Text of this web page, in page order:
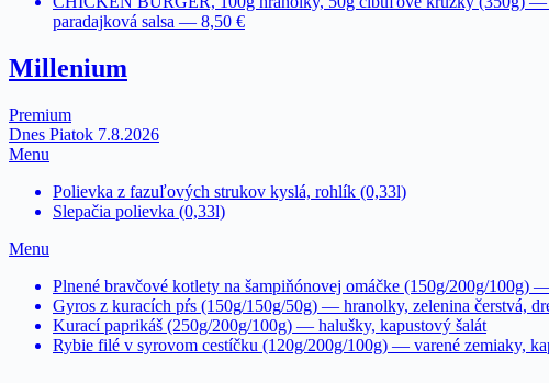
paradajková salsa — 8,50 €
Millenium
Premium
Dnes Piatok 7.8.2026
Menu
Polievka z fazuľových strukov kyslá, rohlík (0,33l)
Slepačia polievka (0,33l)
Menu
Plnené bravčové kotlety na šampiňónovej omáčke (150g/200g/100g)
Gyros z kuracích pŕs (150g/150g/50g) — hranolky, zelenina čerstvá,
Kurací paprikáš (250g/200g/100g) — halušky, kapustový šalát
Rybie filé v syrovom cestíčku (120g/200g/100g) — varené zemiaky,